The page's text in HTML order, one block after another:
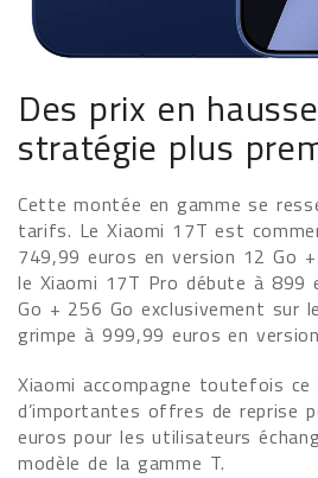
Des prix en
stratégie plus
Cette montée en gamme se
tarifs. Le Xiaomi 17T est
749,99 euros en version 12 Go
le Xiaomi 17T Pro débute à 899
Go + 256 Go exclusivement sur
grimpe à 999,99 euros en
Xiaomi accompagne toutefois ce
d’importantes offres de reprise
euros pour les utilisateurs
modèle de la gamme T.